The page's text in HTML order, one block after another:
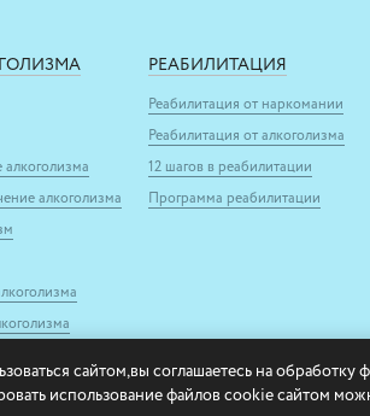
алкоголизма
РЕАБИЛИТАЦИЯ
Реабилитация от наркомании
Реабилитация от алкоголизма
12 шагов в реабилитации
Программа реабилитации
сайтом,вы соглашаетесь на
использование файлов cookie сайтом